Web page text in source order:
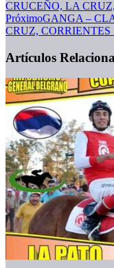
CRUCEÑO, LA
PróximoGANGA –
CRUZ, CORRIENTES
Artículos